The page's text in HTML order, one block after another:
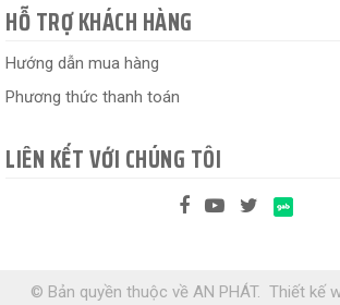
HỖ TRỢ KHÁCH HÀNG
Hướng dẫn mua hàng
Phương thức thanh toán
LIÊN KẾT VỚI CHÚNG TÔI
© Bản quyền thuộc về AN PHÁT. Thiết kế